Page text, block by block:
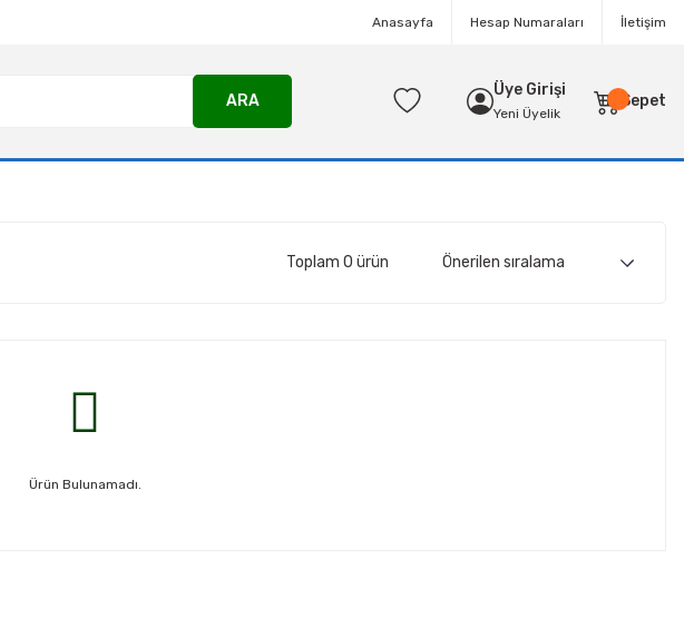
Anasayfa Hesap Numaraları İletişim
ARA
Üye Girişi
Yeni Üyelik
Sepet
Toplam 0 ürün
Ürün Bulunamadı.